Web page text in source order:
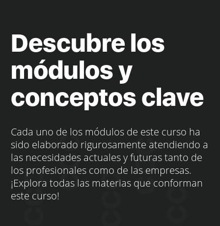
Descubre los
módulos y
conceptos clave
Cada uno de los módulos de este curso ha
sido elaborado rigurosamente atendiendo a
las necesidades actuales y futuras tanto de
los profesionales como de las empresas.
¡Explora todas las materias que conforman
este curso!